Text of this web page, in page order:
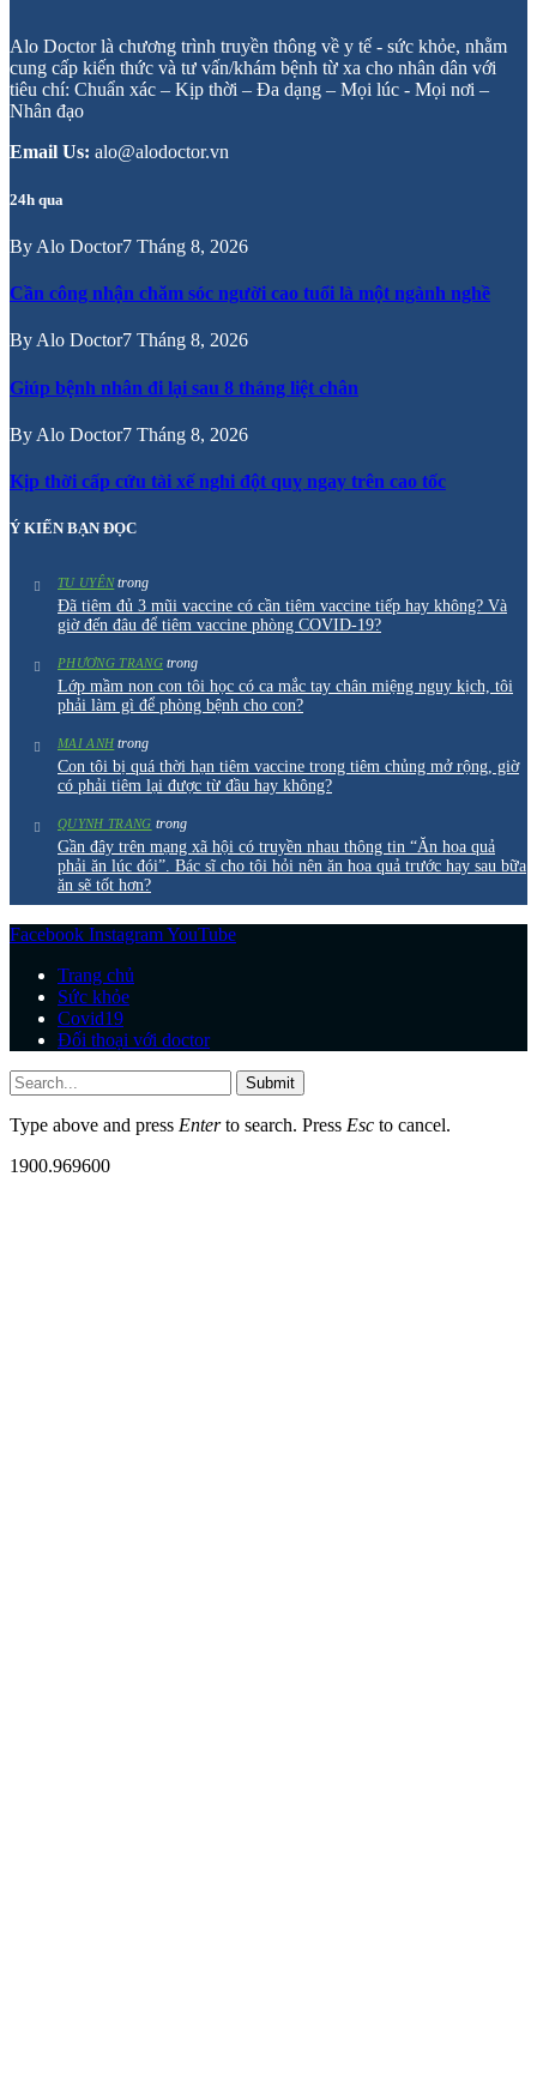
Alo Doctor là chương trình truyền thông về y tế - sức khỏe, nhằm
cung cấp kiến thức và tư vấn/khám bệnh từ xa cho nhân dân với
tiêu chí: Chuẩn xác – Kịp thời – Đa dạng – Mọi lúc - Mọi nơi –
Nhân đạo
Email Us: alo@alodoctor.vn
24h qua
By Alo Doctor7 Tháng 8, 2026
Cần công nhận chăm sóc người cao tuổi là một ngành nghề
By Alo Doctor7 Tháng 8, 2026
Giúp bệnh nhân đi lại sau 8 tháng liệt chân
By Alo Doctor7 Tháng 8, 2026
Kịp thời cấp cứu tài xế nghi đột quỵ ngay trên cao tốc
Ý KIẾN BẠN ĐỌC
TU UYÊNtrong
Đã tiêm đủ 3 mũi vaccine có cần tiêm vaccine tiếp hay không? Và
giờ đến đâu để tiêm vaccine phòng COVID-19?
PHƯƠNG TRANGtrong
Lớp mầm non con tôi học có ca mắc tay chân miệng nguy kịch, tôi
phải làm gì để phòng bệnh cho con?
MAI ANH trong
Con tôi bị quá thời hạn tiêm vaccine trong tiêm chủng mở rộng, giờ
có phải tiêm lại được từ đầu hay không?
QUYNH TRANG trong
Gần đây trên mạng xã hội có truyền nhau thông tin “Ăn hoa quả
phải ăn lúc đói”. Bác sĩ cho tôi hỏi nên ăn hoa quả trước hay sau bữa
ăn sẽ tốt hơn?
Facebook InstagramYouTube
Trang chủ
Sức khỏe
Covid19
Đối thoại với doctor
Submit
Type above and press Enterto search. Press Esc to cancel.
1900.969600